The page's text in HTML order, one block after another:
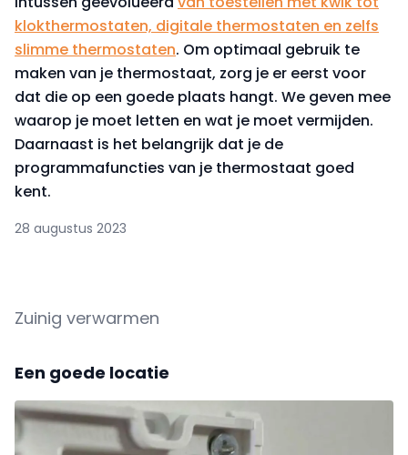
klokthermostaten, digitale thermostaten en zelfs
slimme thermostaten. Om optimaal gebruik te
maken van je thermostaat, zorg je er eerst voor
dat die op een goede plaats hangt. We geven mee
waarop je moet letten en wat je moet vermijden.
Daarnaast is het belangrijk dat je de
programmafuncties van je thermostaat goed
kent.
28 augustus 2023
Zuinig verwarmen
Een goede locatie